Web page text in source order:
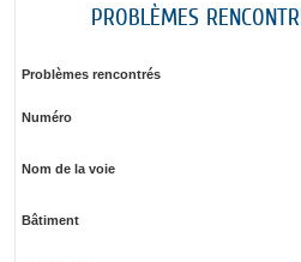
PROBLÈMES
Problèmes rencontrés
Numéro
Nom de la voie
Bâtiment